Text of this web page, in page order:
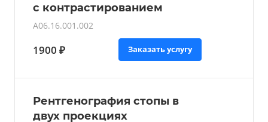
с контрастированием
A06.16.001.002
1900 ₽ Заказать услугу
Рентгенография стопы в
двух проекциях